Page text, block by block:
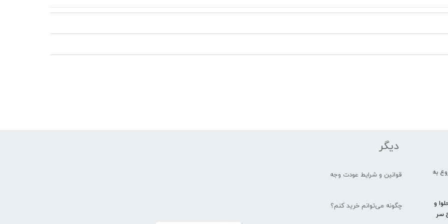
دیگر
قوانین و شرایط عودت وجه
چگونه می‌توانم خرید کنم؟
شروع به
و
سر